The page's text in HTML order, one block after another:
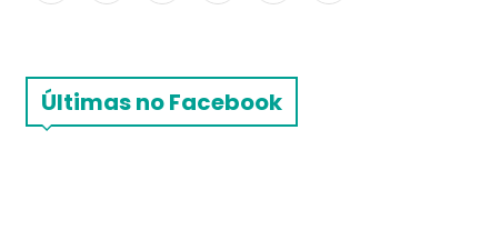
Últimas no Facebook